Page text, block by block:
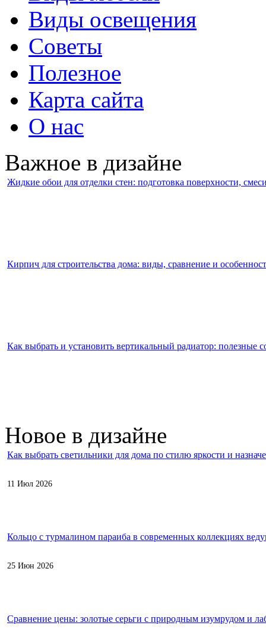
Виды освещения
Советы
Полезное
Карта сайта
О нас
Важное в дизайне
Жидкие обои для отделки стен: подготовка поверхности,
Кирпич для строительства дома: виды, сравнение и
Как выбрать и установить вертикальный радиатор: полезные
Новое в дизайне
Как выбрать светильники для дома по стилю яркости и
11 Июл 2026
Кольцо с турмалином параиба в современных коллекциях
25 Июн 2026
Сравнение цены: золотые серьги с природным изумрудом и